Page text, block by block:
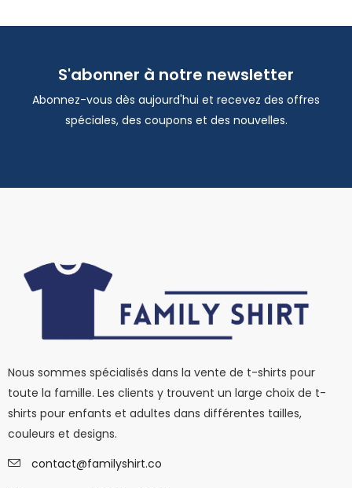
S'abonner à notre newsletter
Abonnez-vous dès aujourd'hui et recevez des offres
spéciales, des coupons et des nouvelles.
Nous sommes spécialisés dans la vente de t-shirts pour
toute la famille. Les clients y trouvent un large choix de t-
shirts pour enfants et adultes dans différentes tailles,
couleurs et designs.
contact@familyshirt.co